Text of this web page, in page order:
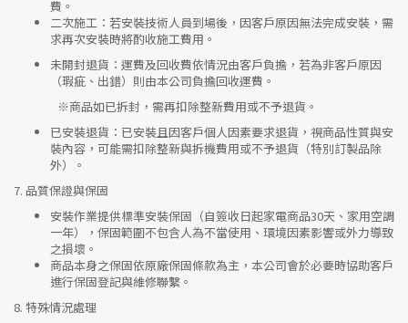
費。
二次施工 ：若安裝技術人員到場後，因客戶原因無法完成安裝，需
求再次安裝時將酌收施工費用。
未開封退貨 ：運費及回收費依情況由客戶負擔，若為非客戶原因
（瑕疵、出錯）則由本公司負擔回收運費。
※商品如已拆封，需再扣除整新費用或不予退貨。
已安裝退貨 ：已安裝且因客戶個人因素要求退貨，視商品性質與安
裝內容，可能需扣除整新與拆機費用或不予退貨（特別訂製品除
外）。
7. 品質保證與保固
安裝作業提供標準安裝保固（自簽收日起家電商品30天、家用空調
一年），保固範圍不包含人為不當使用、環境因素影響或外力導致
之損壞。
商品本身之保固依原廠保固條款為主，本公司會於必要時協助客戶
進行保固登記與維修聯繫。
8. 特殊情況處理